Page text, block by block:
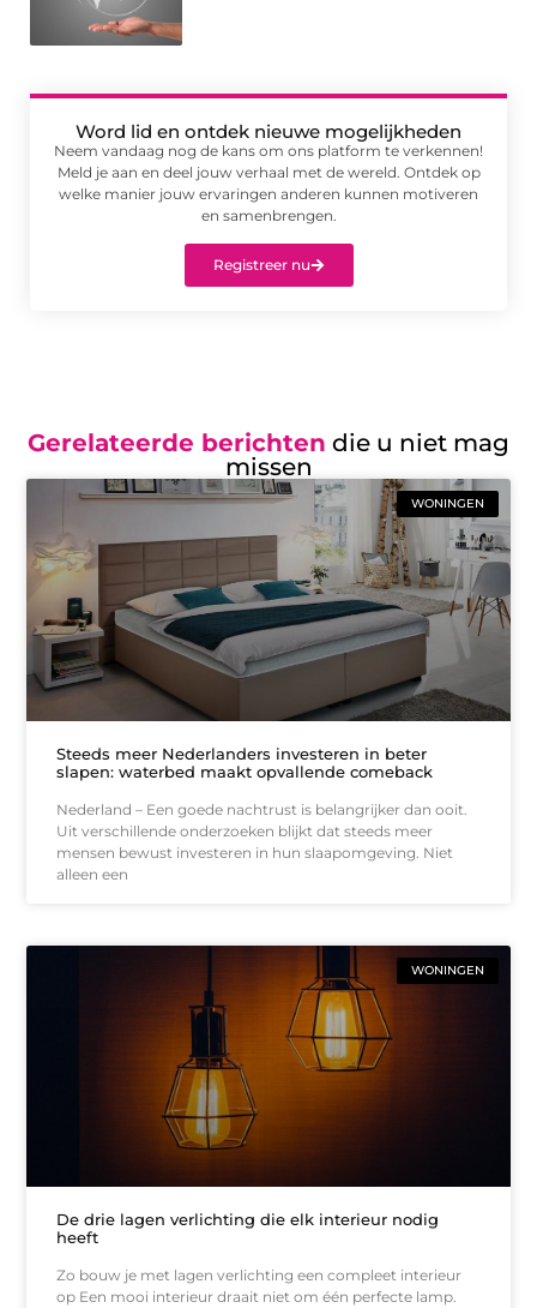
Word lid en ontdek nieuwe mogelijkheden
Neem vandaag nog de kans om ons platform te verkennen!
Meld je aan en deel jouw verhaal met de wereld. Ontdek op
welke manier jouw ervaringen anderen kunnen motiveren
en samenbrengen.
Registreer nu
Gerelateerde berichten die u niet mag
missen
WONINGEN
Steeds meer Nederlanders investeren in beter
slapen: waterbed maakt opvallende comeback
Nederland – Een goede nachtrust is belangrijker dan ooit.
Uit verschillende onderzoeken blijkt dat steeds meer
mensen bewust investeren in hun slaapomgeving. Niet
alleen een
WONINGEN
De drie lagen verlichting die elk interieur nodig
heeft
Zo bouw je met lagen verlichting een compleet interieur
op Een mooi interieur draait niet om één perfecte lamp.